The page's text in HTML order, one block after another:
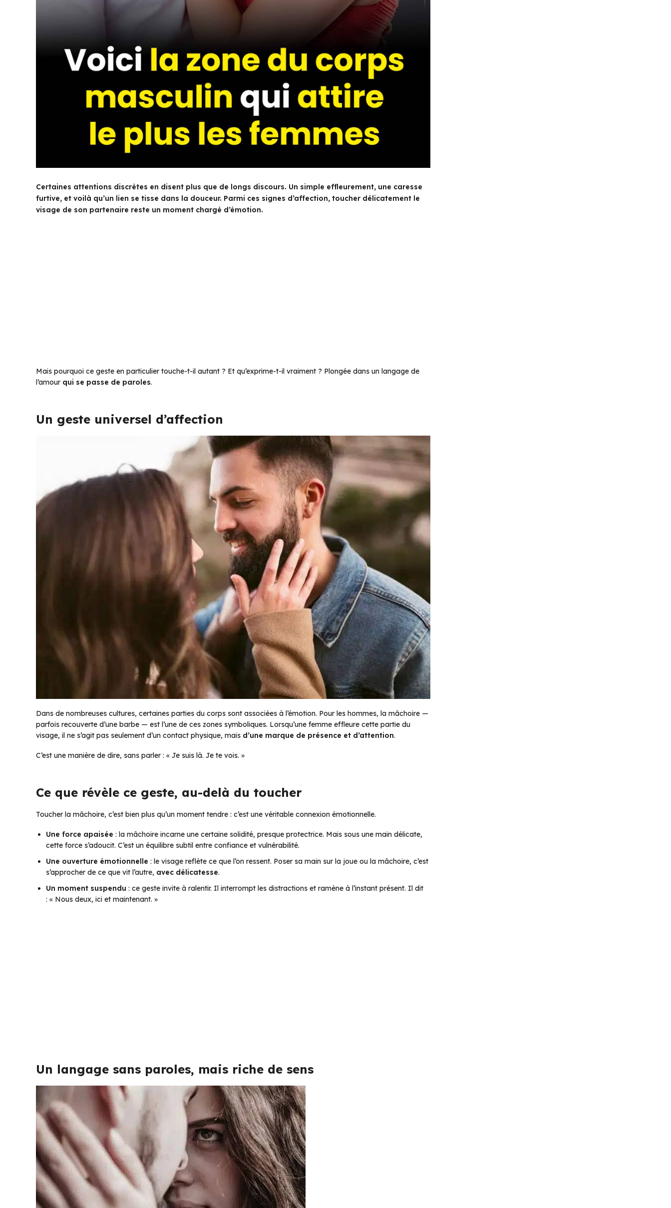
Certaines attentions discrètes en disent plus que de longs discours. Un simple effleurement, une caresse
furtive, et voilà qu’un lien se tisse dans la douceur. Parmi ces signes d’affection, toucher délicatement le
visage de son partenaire reste un moment chargé d’émotion.
Mais pourquoi ce geste en particulier touche-t-il autant ? Et qu’exprime-t-il vraiment ? Plongée dans un langage de
l’amour qui se passe de paroles.
Un geste universel d’affection
Dans de nombreuses cultures, certaines parties du corps sont associées à l’émotion. Pour les hommes, la mâchoire —
parfois recouverte d’une barbe — est l’une de ces zones symboliques. Lorsqu’une femme effleure cette partie du
visage, il ne s’agit pas seulement d’un contact physique, mais d’une marque de présence et d’attention.
C’est une manière de dire, sans parler : « Je suis là. Je te vois. »
Ce que révèle ce geste, au-delà du toucher
Toucher la mâchoire, c’est bien plus qu’un moment tendre : c’est une véritable connexion émotionnelle.
Une force apaisée : la mâchoire incarne une certaine solidité, presque protectrice. Mais sous une main délicate,
cette force s’adoucit. C’est un équilibre subtil entre confiance et vulnérabilité.
Une ouverture émotionnelle : le visage reflète ce que l’on ressent. Poser sa main sur la joue ou la mâchoire, c’est
s’approcher de ce que vit l’autre, avec délicatesse.
Un moment suspendu : ce geste invite à ralentir. Il interrompt les distractions et ramène à l’instant présent. Il dit
: « Nous deux, ici et maintenant. »
Un langage sans paroles, mais riche de sens